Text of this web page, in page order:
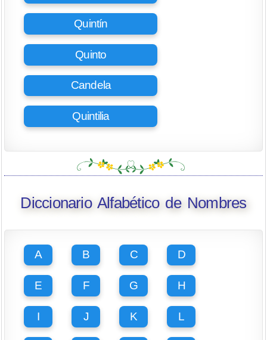
Quintín
Quinto
Candela
Quintilia
Diccionario Alfabético de Nombres
A B C D
E F G H
I J K L